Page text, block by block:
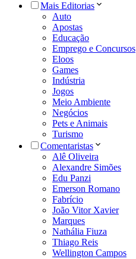
Mais Editorias
Auto
Apostas
Educação
Emprego e Concursos
Eloos
Games
Indústria
Jogos
Meio Ambiente
Negócios
Pets e Animais
Turismo
Comentaristas
Alê Oliveira
Alexandre Simões
Edu Panzi
Emerson Romano
Fabrício
João Vitor Xavier
Marques
Nathália Fiuza
Thiago Reis
Wellington Campos